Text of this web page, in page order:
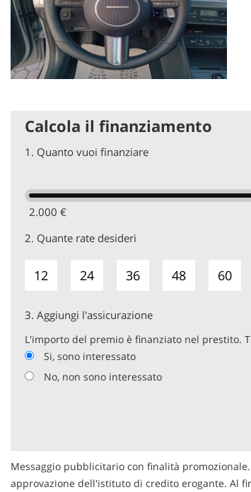
Calcola il finanziamento
1. Quanto vuoi finanziare
2.000 €
2. Quante rate desideri
12 24 36 48 60
3. Aggiungi l'assicurazione
L'importo del premio è finanziato nel prestito.
Si, sono interessato
No, non sono interessato
Messaggio pubblicitario con finalità
approvazione dell'istituto di credito erogante. Al